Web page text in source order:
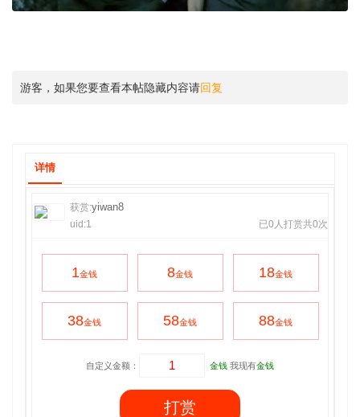
游客，如果您要查看本帖隐藏内容请回复
详情
获赏:yiwan8
已0人打赏共0次
uid:1
1金钱 8金钱 18金钱
38金钱 58金钱 88金钱
自定义金额： 金钱 我现有金钱
打赏